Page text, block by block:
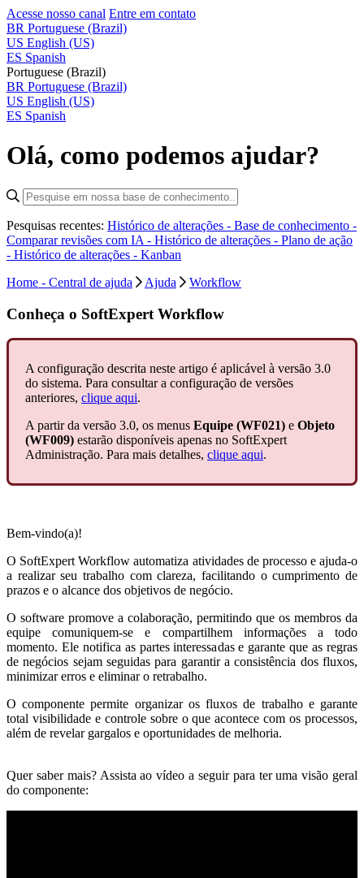
Acesse nosso canal Entre em contato
BR Portuguese (Brazil)
US English (US)
ES Spanish
Portuguese (Brazil)
BR Portuguese (Brazil)
US English (US)
ES Spanish
Olá, como podemos ajudar?
Pesquisas recentes: Histórico de alterações - Base de conhecimento -
Comparar revisões com IA - Histórico de alterações - Plano de ação
- Histórico de alterações - Kanban
Home - Central de ajuda
Ajuda Workflow
Conheça o SoftExpert Workflow
A configuração descrita neste artigo é aplicável à versão 3.0
do sistema. Para consultar a configuração de versões
anteriores, clique aqui.
A partir da versão 3.0, os menus Equipe (WF021) e Objeto
(WF009) estarão disponíveis apenas no SoftExpert
Administração. Para mais detalhes, clique aqui.
Bem-vindo(a)!
O SoftExpert Workflow automatiza atividades de processo e ajuda-o
a realizar seu trabalho com clareza, facilitando o cumprimento de
prazos e o alcance dos objetivos de negócio.
O software promove a colaboração, permitindo que os membros da
equipe comuniquem-se e compartilhem informações a todo
momento. Ele notifica as partes interessadas e garante que as regras
de negócios sejam seguidas para garantir a consistência dos fluxos,
minimizar erros e eliminar o retrabalho.
O componente permite organizar os fluxos de trabalho e garante
total visibilidade e controle sobre o que acontece com os processos,
além de revelar gargalos e oportunidades de melhoria.
Quer saber mais? Assista ao vídeo a seguir para ter uma visão geral
do componente: